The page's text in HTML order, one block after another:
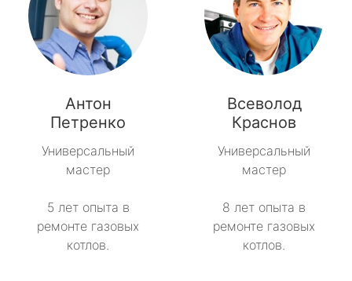
Антон
Петренко
Универсальный
мастер
5 лет опыта в
ремонте газовых
котлов.
Всеволод
Краснов
Универсальный
мастер
8 лет опыта в
ремонте газовых
котлов.